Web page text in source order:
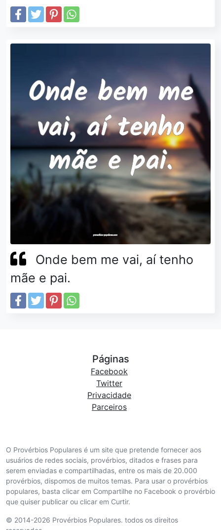
Onde bem me vai, aí tenho
mãe e pai.
O Provérbios Populares é um site que pretende fornecer aos
usuários de redes sociais, provérbios, ditados e frases para
serem enviadas e compartilhadas, entre os mais de 20.000
provérbios, dispomos de muitos temas. Para usar o provérbios
populares, basta clicar em Compartilhe no Facebook o provérbio
que quiser publicar ou clicar em Curtir.
© 2014-2026 Provérbios Populares. todos os direitos
Páginas
Facebook
Twitter
Privacidade
Parceiros